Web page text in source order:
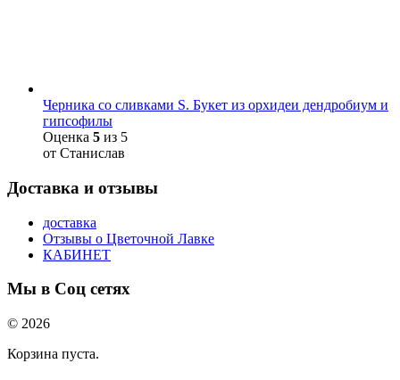
Черника со сливками S. Букет из орхидеи дендробиум и
гипсофилы
Оценка 5 из 5
от Станислав
Доставка и отзывы
доставка
Отзывы о Цветочной Лавке
КАБИНЕТ
Мы в Соц сетях
© 2026
Корзина пуста.